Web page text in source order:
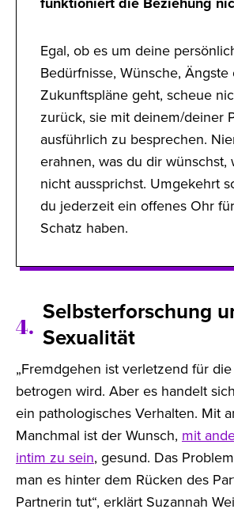
Egal, ob es um deine
Bedürfnisse, Wünsche, Ängste
Zukunftspläne geht, scheue
zurück, sie mit deinem/deiner
ausführlich zu besprechen.
erahnen, was du dir wünschst,
nicht aussprichst. Umgekehrt
du jederzeit ein offenes Ohr
Schatz haben.
4.
Selbsterforschung
Sexualität
„Fremdgehen ist verletzend für
betrogen wird. Aber es handelt
ein pathologisches Verhalten. Mit
Manchmal ist der Wunsch, mit
intim zu sein, gesund. Das
man es hinter dem Rücken des
Partnerin tut“, erklärt Suzannah